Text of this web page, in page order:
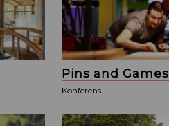
Pins and Games
Konferens